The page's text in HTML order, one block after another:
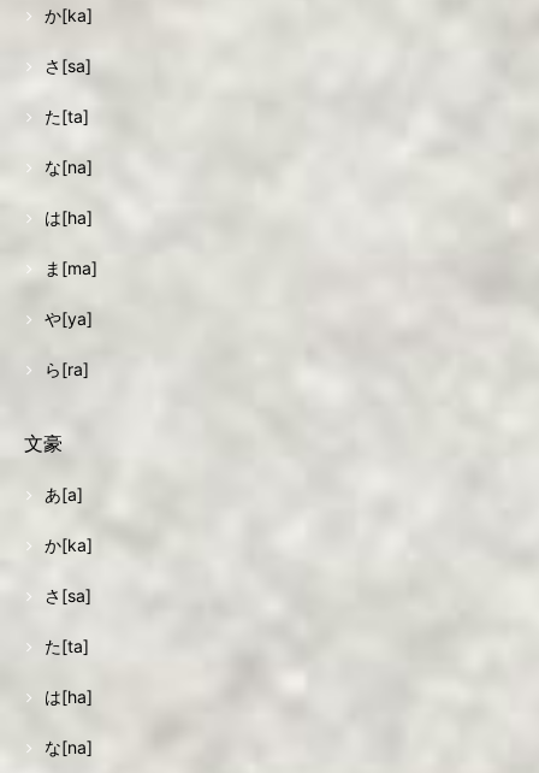
か[ka]
さ[sa]
た[ta]
な[na]
は[ha]
ま[ma]
や[ya]
ら[ra]
文豪
あ[a]
か[ka]
さ[sa]
た[ta]
は[ha]
な[na]